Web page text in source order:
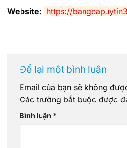
Website: https://
Để lại một bình luận
Email của bạn sẽ không
Các trường bắt buộc được
Bình luận *